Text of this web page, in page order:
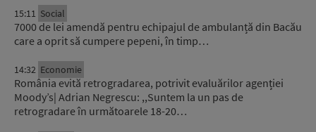
15:11 Social
7000 de lei amendă pentru echipajul de ambulanță din Bacău
care a oprit să cumpere pepeni, în timp…
14:32 Economie
România evită retrogradarea, potrivit evaluărilor agenției
Moody’s| Adrian Negrescu: ,,Suntem la un pas de
retrogradare în următoarele 18-20…